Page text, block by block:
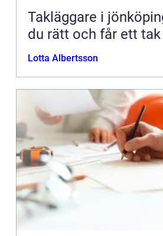
Takläggare i jönköping så
du rätt och får ett
Lotta Albertsson